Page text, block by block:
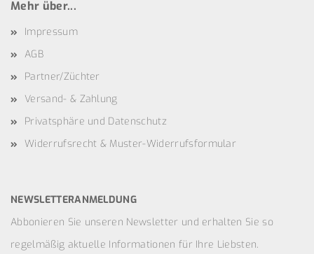
Mehr über...
Impressum
AGB
Partner/Züchter
Versand- & Zahlung
Privatsphäre und Datenschutz
Widerrufsrecht & Muster-Widerrufsformular
NEWSLETTERANMELDUNG
Abbonieren Sie unseren Newsletter und erhalten Sie so
regelmäßig aktuelle Informationen für Ihre Liebsten.